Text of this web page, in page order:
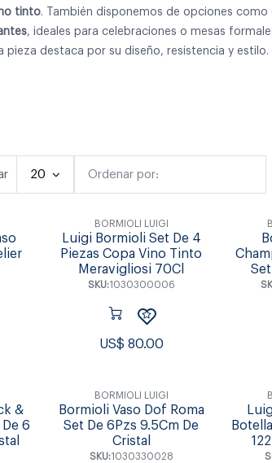
tinto. También disponemos de opciones como
, ideales para celebraciones o mesas
pieza destaca por su diseño, resistencia y
Ordenar por:
20
BORMIOLI LUIGI
Luigi Bormioli Set De 4
Piezas Copa Vino Tinto
Meravigliosi 70Cl
SKU:1030300006
US$ 80.00
&
6
BORMIOLI LUIGI
Bormioli Vaso Dof Roma
Set De 6Pzs 9.5Cm De
Cristal
SKU:1030330028